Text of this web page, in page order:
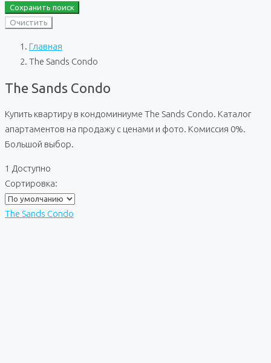
Сохранить поиск
Очистить
Главная
The Sands Condo
The Sands Condo
Купить квартиру в кондоминиуме The Sands Condo. Каталог
апартаментов на продажу с ценами и фото. Комиссия 0%.
Большой выбор.
1 Доступно
Сортировка:
The Sands Condo